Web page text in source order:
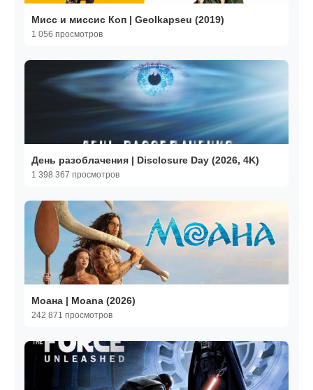
Мисс и миссис Коп | Geolkapseu (2019)
1 056 просмотров
День разоблачения | Disclosure Day (2026, 4K)
1 398 367 просмотров
Моана | Moana (2026)
242 871 просмотров